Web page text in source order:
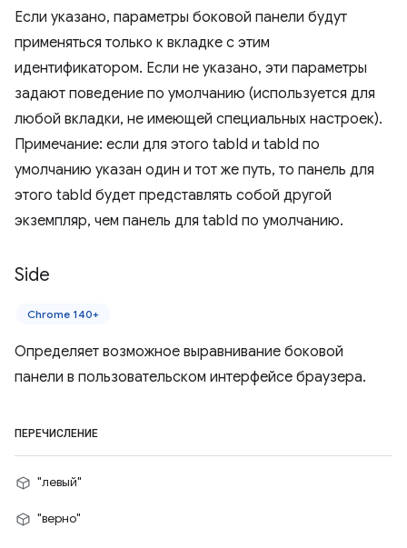
Если указано, параметры боковой панели будут
применяться только к вкладке с этим
идентификатором. Если не указано, эти параметры
задают поведение по умолчанию (используется для
любой вкладки, не имеющей специальных настроек).
Примечание: если для этого tabId и tabId по
умолчанию указан один и тот же путь, то панель для
этого tabId будет представлять собой другой
экземпляр, чем панель для tabId по умолчанию.
Side
Chrome 140+
Определяет возможное выравнивание боковой
панели в пользовательском интерфейсе браузера.
ПЕРЕЧИСЛЕНИЕ
"левый"
"верно"